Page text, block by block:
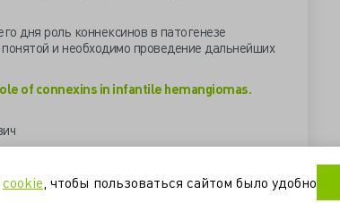
дня роль коннексинов в патогенезе
и необходимо проведение дальнейших
of connexins in infantile hemangiomas.
инфантилизм пропранолол
cookie , чтобы пользоваться сайтом было удобно